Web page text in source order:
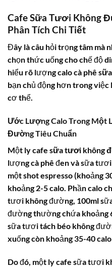
Cafe Sữa Tươi Không
Phân Tích Chi Tiết
Đây là câu hỏi trọng tâm mà
chọn thức uống cho chế độ
hiểu rõ lượngcalo cà phê
bạn chủ động hơn trong
cơ thể.
Ước Lượng Calo Trong Một
Đường Tiêu Chuẩn
Một lycafe sữa tươi không
lượng cà phê đen và sữa
một shot espresso (khoảng
khoảng 2-5 calo. Phần calo
tươi không đường, 100ml
đường thường chứa khoảng
sữa tươi tách béo không
xuống còn khoảng 35-40
Do đó, một ly cafe sữa tươi